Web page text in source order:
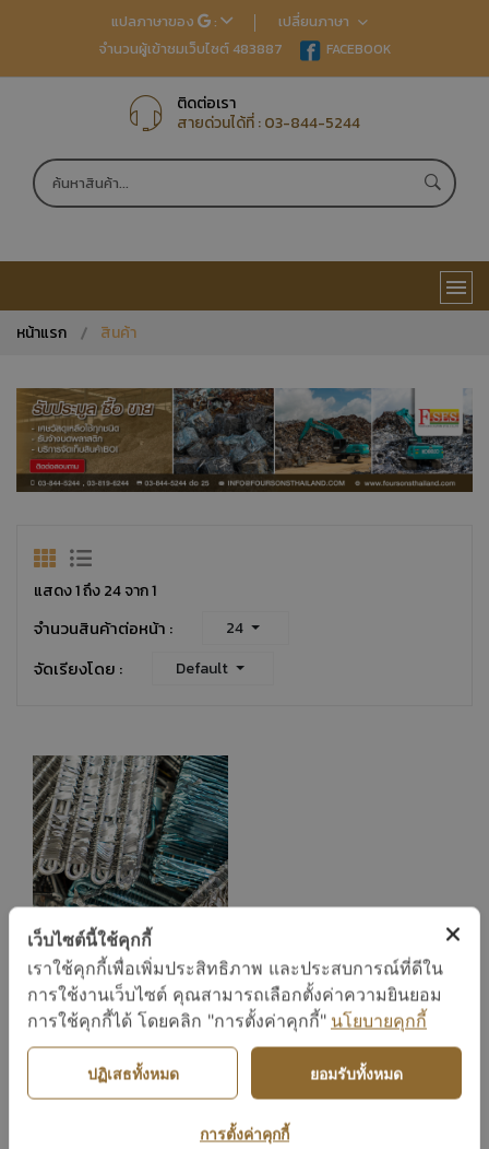
แปลภาษาของ :
TH EN
CN
เปลี่ยนภาษา
จำนวนผู้เข้าชมเว็บไซต์ 483887
FACEBOOK
ติดต่อเรา
สายด่วนได้ที่ :03-844-5244
หน้าแรก สินค้า
แสดง 1 ถึง 24 จาก 1
จำนวนสินค้าต่อหน้า : 24
จัดเรียงโดย : Default
เศษอลูมิเนียม
แสดง 1 ถึง 24 จาก 1
เว็บไซต์นี้ใช้คุกกี้
เราใช้คุกกี้เพื่อเพิ่มประสิทธิภาพ และประสบการณ์ที่ดีใน
การใช้งานเว็บไซต์ คุณสามารถเลือกตั้งค่าความยินยอม
การใช้คุกกี้ได้ โดยคลิก "การตั้งค่าคุกกี้" นโยบายคุกกี้
ปฏิเสธทั้งหมด ยอมรับทั้งหมด
การตั้งค่าคุกกี้